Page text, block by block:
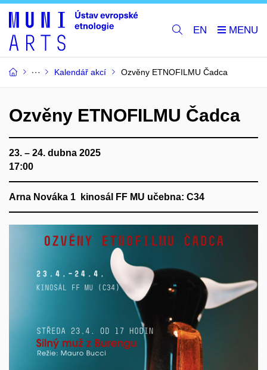
EN
Kalendář akcí Ozvěny ETNOFILMU Čadca
Ozvěny ETNOFILMU Čadca
23. – 24. dubna 2025
17:00
Arna Nováka 1 kinosál FF MU učebna: C34